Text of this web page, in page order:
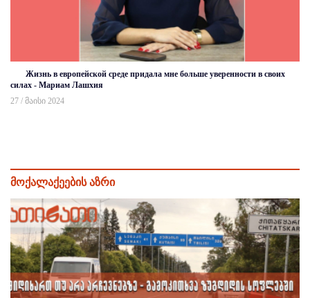
Жизнь в европейской среде придала мне больше уверенности в своих
силах - Мариам Лашхия
27 / მაისი 2024
მოქალაქეების აზრი